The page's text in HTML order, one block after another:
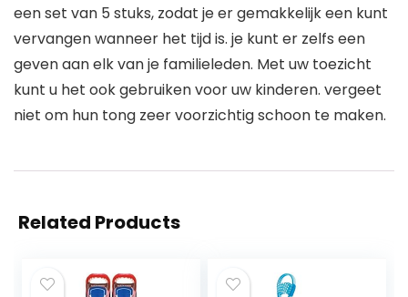
een set van 5 stuks, zodat je er gemakkelijk een kunt
vervangen wanneer het tijd is. je kunt er zelfs een
geven aan elk van je familieleden. Met uw toezicht
kunt u het ook gebruiken voor uw kinderen. vergeet
niet om hun tong zeer voorzichtig schoon te maken.
Related Products